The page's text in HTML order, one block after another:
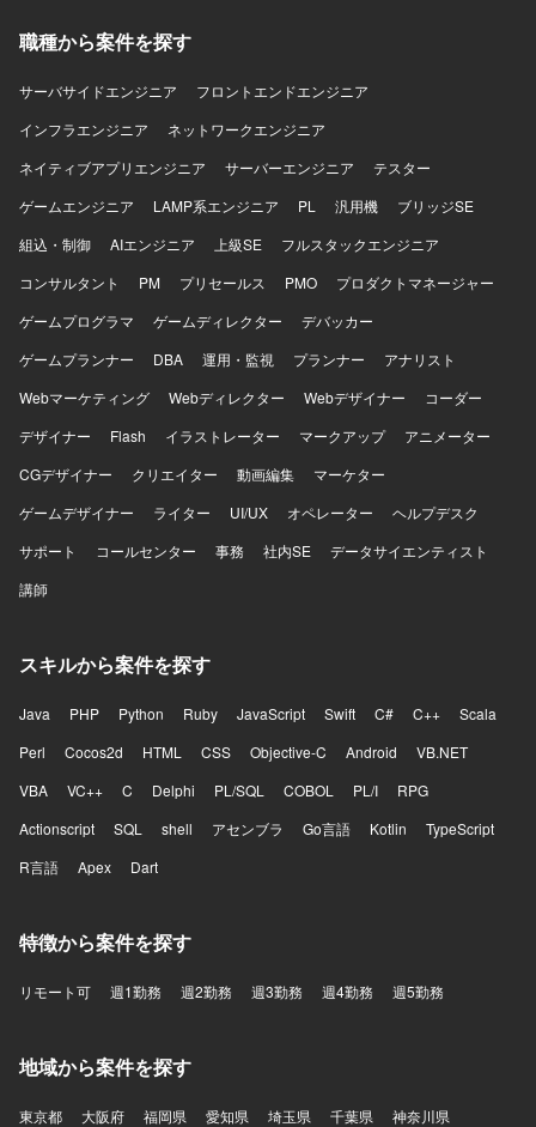
用、効果測定まで、希望に応じてフルサイクルで担当する
ことができ、サービス運用やパフォーマンスチューニング
の経験、モダンな技術を用いた開発経験を得られる環境で
す。 【開発環境】 TypeScriptを中心としたモダンなWebア
プリケーション開発環境にて、Claude CodeやCursorなど
ただきます。
いプロダクトを0→1で育てる過程に興味があり、スタート
アップでの開発に深く関わりたい方にマッチします。サス
テナビリティ分野（環境問題、食・農の課題解決）への興
味・関心をお持ちの方を歓迎いたします。 【ポジションの
魅力】 環境負荷可視化という社会的意義の高い領域で、自
ことができます。スタートアップならではのスピード感の
中で、クライアントの声を直接プロダクトに反映させる経
ディングツールを活用した先進的な開発に携わることがで
きます。 【開発環境】 フロントエンドはVue.js 3系および
Nuxt.js 3系、バックエンドはRuby 3系およびRuby on Rails
7系を利用しています。DBはMySQL 8系、コンテナは
SES, WAF, S3等）およびGCP（Vertex AIなど）を組み合わ
せ、CIにはCircleCIを利用しています。開発ツールとして
Meet、AIコーディングツールとしてVisual Studio Code,
Cursor, Claude Code, Gemini CLIを使用しています。
職種から案件を探す
サーバサイドエンジニア
フロントエンドエンジニア
インフラエンジニア
ネットワークエンジニア
ネイティブアプリエンジニア
サーバーエンジニア
テスター
ゲームエンジニア
LAMP系エンジニア PL 汎用機
ブリッジSE
組込・制御
AIエンジニア 上級SE
フルスタックエンジニア
コンサルタント
PM プリセールス PMO
プロダクトマネージャー
ゲームプログラマ
ゲームディレクター
デバッカー
ゲームプランナー
DBA 運用・監視 プランナー
アナリスト
Webマーケティング
Webディレクター Webデザイナー
コーダー
デザイナー
Flash イラストレーター マークアップ
アニメーター
CGデザイナー
クリエイター 動画編集
マーケター
ゲームデザイナー
ライター UI/UX オペレーター
ヘルプデスク
サポート
コールセンター 事務 社内SE
データサイエンティスト
講師
スキルから案件を探す
Java PHP Python Ruby JavaScript Swift C# C++
Scala
Perl
Cocos2d HTML CSS Objective-C Android
VB.NET
VBA
VC++ C Delphi PL/SQL COBOL PL/I
RPG
Actionscript
SQL shell アセンブラ Go言語 Kotlin
TypeScript
R言語
Apex Dart
特徴から案件を探す
リモート可 週1勤務 週2勤務 週3勤務 週4勤務 週5勤務
地域から案件を探す
東京都 大阪府 福岡県 愛知県 埼玉県 千葉県 神奈川県